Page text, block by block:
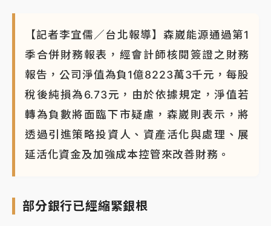
盟 兩大愛徒向他致
【記者李宜儒／台北報導】森崴能源通過第1
季合併財務報表，經會計師核閱簽證之財務
報告，公司淨值為負1億8223萬3千元，每股
稅後純損為6.73元，由於依據規定，淨值若
轉為負數將面臨下市疑慮，森崴則表示，將
透過引進策略投資人、資產活化與處理、展
延活化資金及加強成本控管來改善財務。
部分銀行已經縮緊銀根